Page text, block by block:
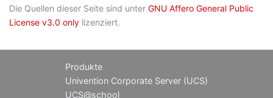
Die Quellen dieser Seite sind unter GNU Affero General Public
License v3.0 only lizenziert.
Produkte
Univention Corporate Server (UCS)
UCS@school